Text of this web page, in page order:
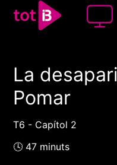
00:00 00:00
La
Pomar
T6 - Capítol 2
🕓 47 minuts